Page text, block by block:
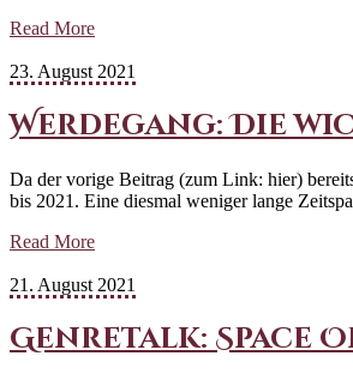
Read More
23. August 2021
Werdegang: Die
Da der vorige Beitrag (zum Link: hier)
bis 2021. Eine diesmal weniger lange
Read More
21. August 2021
Genretalk: Space